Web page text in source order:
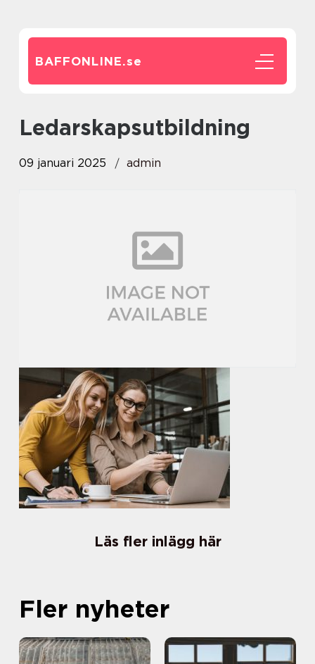
BAFFONLINE.se
ledarskapsutbildning
09 januari 2025 admin
Läs fler inlägg här
Fler nyheter